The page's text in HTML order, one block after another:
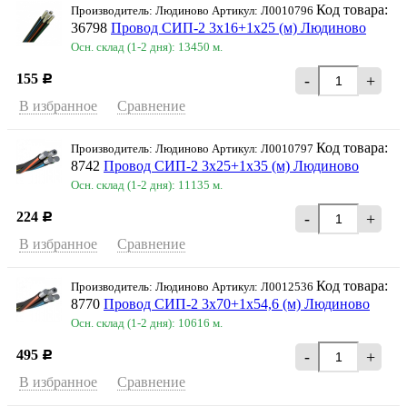
Производитель: Людиново Артикул: Л0010796 Код товара:
36798 Провод СИП-2 3х16+1х25 (м) Людиново
Осн. склад (1-2 дня): 13450 м.
155 Р - +
В избранное Сравнение
Производитель: Людиново Артикул: Л0010797 Код товара:
8742 Провод СИП-2 3х25+1х35 (м) Людиново
Осн. склад (1-2 дня): 11135 м.
224 Р - +
В избранное Сравнение
Производитель: Людиново Артикул: Л0012536 Код товара:
8770 Провод СИП-2 3х70+1х54,6 (м) Людиново
Осн. склад (1-2 дня): 10616 м.
495 Р - +
В избранное Сравнение